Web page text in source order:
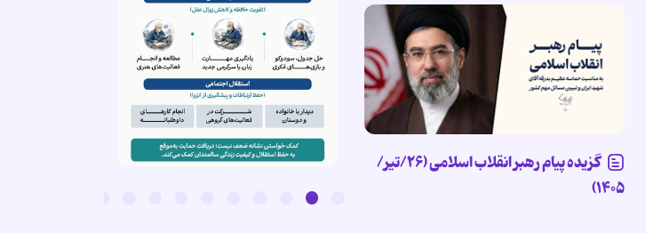
گزیده پیام رهبر انقلاب اسلامی (۲۶/تیر/
۱۴۰۵)